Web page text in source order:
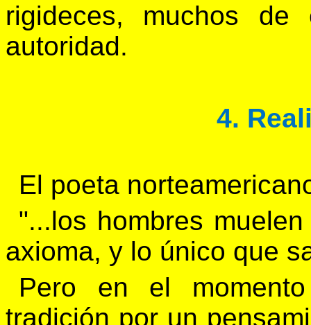
rigideces, muchos de
autoridad.
4.
El poeta
"...los hombres
axioma, y lo único que
Pero en el
tradición por un